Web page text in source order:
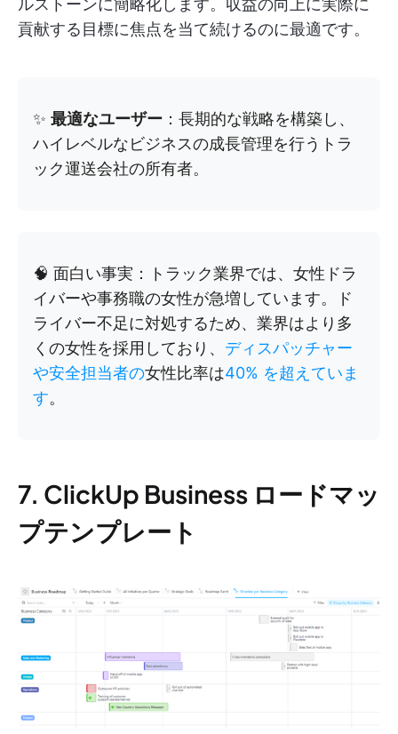
ルストーンに簡略化します。収益の向上に実際に
貢献する目標に焦点を当て続けるのに最適です。
✨ 最適なユーザー ：長期的な戦略を構築し、
ハイレベルなビジネスの成長管理を行うトラ
ック運送会社の所有者。
🧠 面白い事実：トラック業界では、女性ドラ
イバーや事務職の女性が急増しています。ド
ライバー不足に対処するため、業界はより多
くの女性を採用しており、 ディスパッチャー
や安全担当者の女性比率は40% を超えていま
す。
7. ClickUp Business ロードマッ
プテンプレート